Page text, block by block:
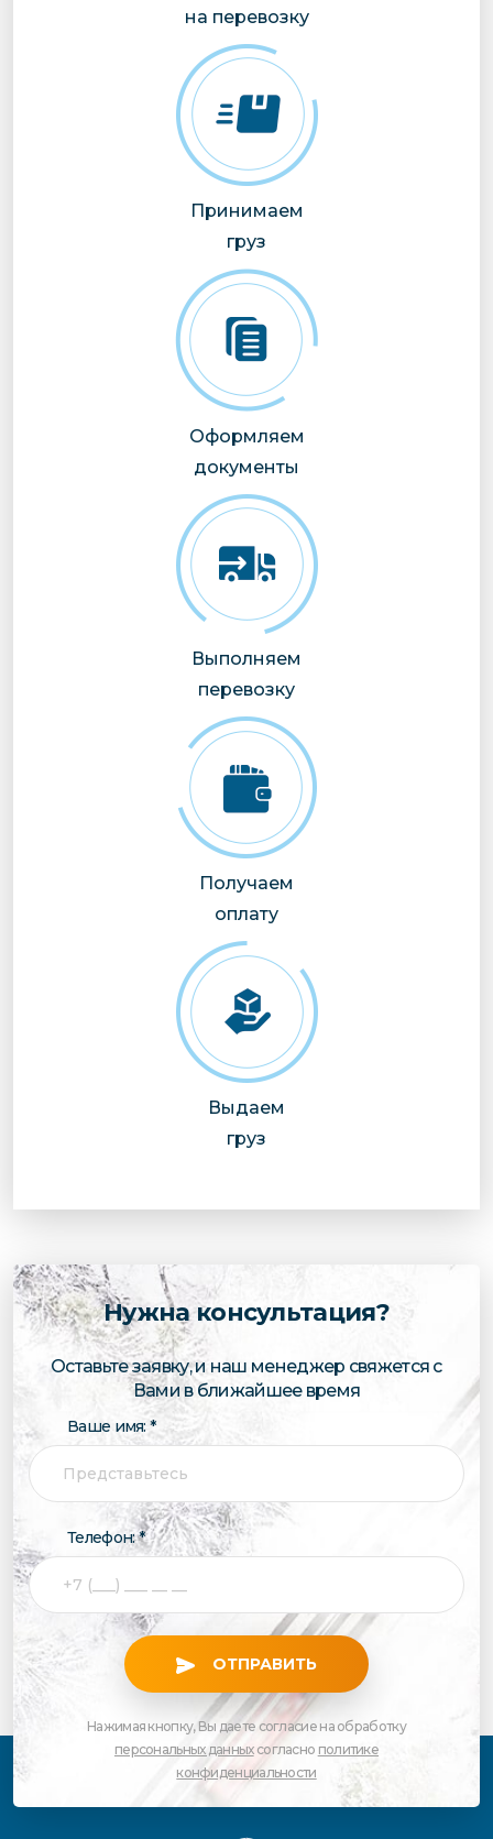
на перевозку
Принимаем
груз
Оформляем
документы
Выполняем
перевозку
Получаем
оплату
Выдаем
груз
Нужна консультация?
Оставьте заявку, и наш менеджер свяжется с
Вами в ближайшее время
Ваше имя: *
Телефон: *
ОТПРАВИТЬ
Нажимая кнопку, Вы даете согласие на обработку
персональных данныхсогласно политике
конфиденциальности